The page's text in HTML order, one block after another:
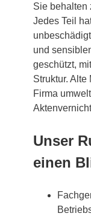
Sie behalten
Jedes Teil
und
geschützt,
Struktur.
Firma
Unser
einen